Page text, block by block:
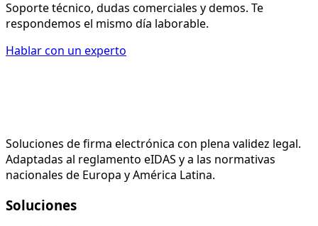
Soporte técnico, dudas comerciales y demos. Te
respondemos el mismo día laborable.
Hablar con un experto
Soluciones de firma electrónica con plena validez legal.
Adaptadas al reglamento eIDAS y a las normativas
nacionales de Europa y América Latina.
Soluciones